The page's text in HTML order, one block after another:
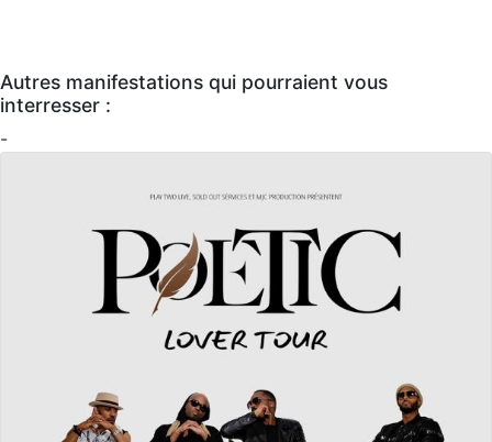
Autres manifestations qui pourraient vous
interresser :
-